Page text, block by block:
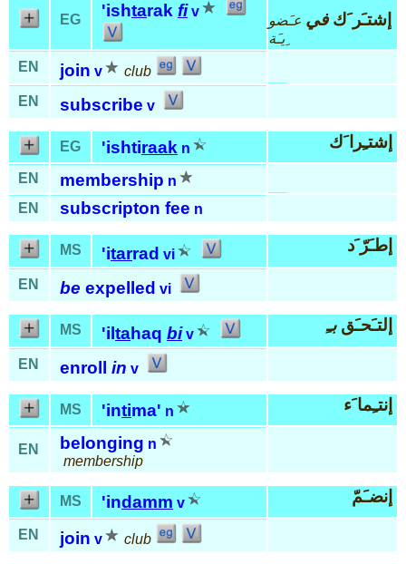
EG 'ishtarak fi v إشتـَر َكفي عـَضو
ِيـَة
EN
join v
club
EN
subscribe v
EG 'ishtiraak n إشتـِرا َك
EN membership n
EN
subscripton fee n
MS 'itarrad vi إطـَرّ َد
EN be expelled vi
MS 'il tahaq bi v إلتـَحـَقبـِ
EN enroll in v
MS 'intima' n إنتـِما َء
EN belonging n
membership
MS 'indamm v إنضـَمّ
EN join v club